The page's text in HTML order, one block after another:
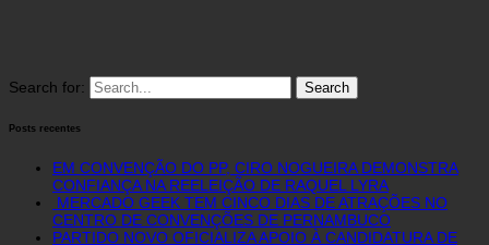
Search for:
Posts recentes
EM CONVENÇÃO DO PP, CIRO NOGUEIRA DEMONSTRA
CONFIANÇA NA REELEIÇÃO DE RAQUEL LYRA
MERCADO GEEK TEM CINCO DIAS DE ATRAÇÕES NO
CENTRO DE CONVENÇÕES DE PERNAMBUCO
PARTIDO NOVO OFICIALIZA APOIO À CANDIDATURA DE